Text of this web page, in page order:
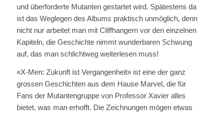
und überforderte Mutanten gestartet wird. Spätestens da
ist das Weglegen des Albums praktisch unmöglich, denn
nicht nur arbeitet man mit Cliffhangern vor den einzelnen
Kapiteln, die Geschichte nimmt wunderbaren Schwung
auf, das man schlichtweg weiterlesen muss!
«X-Men: Zukunft ist Vergangenheit» ist eine der ganz
grossen Geschichten aus dem Hause Marvel, die für
Fans der Mutantengruppe von Professor Xavier alles
bietet, was man erhofft. Die Zeichnungen mögen etwas